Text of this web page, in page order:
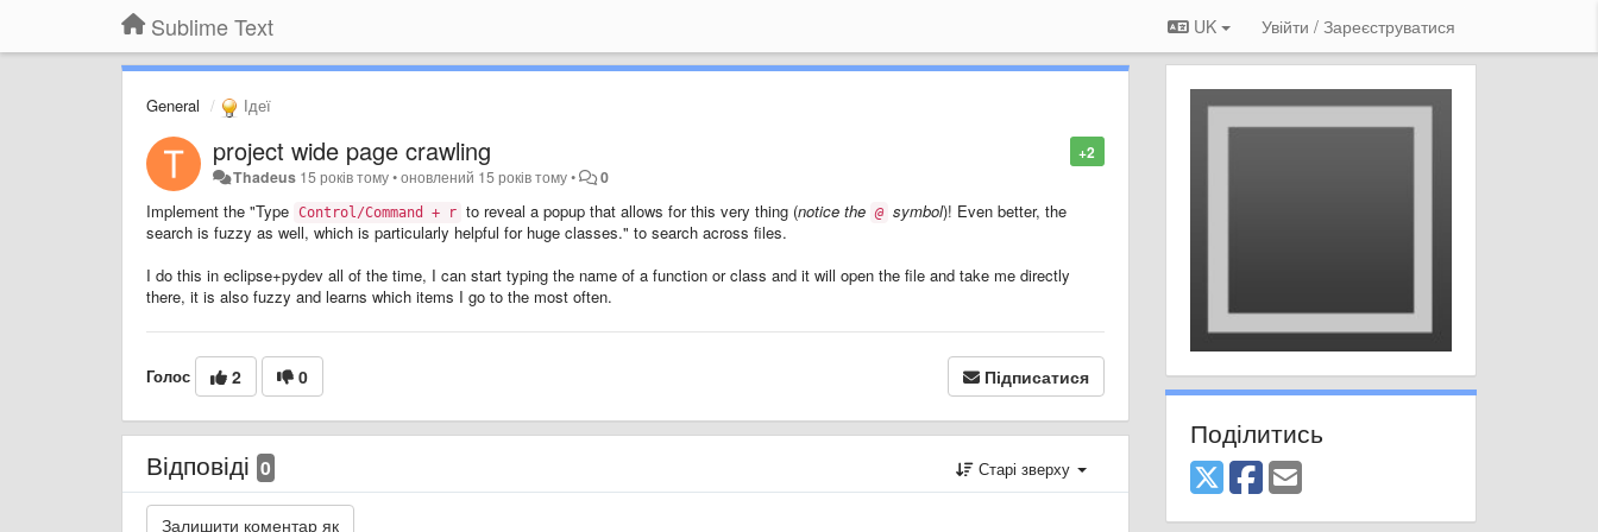
Sublime Text UK Увійти / Зареєструватися
General Ідеї
+2
project wide page crawling
Thadeus 15 років тому•оновлений 15 років тому• 0
Implement the "Type Control/Command + r to reveal a popup that allows for this very thing (notice the @ symbol)! Even better, the
search is fuzzy as well, which is particularly helpful for huge classes." to search across files.
I do this in eclipse+pydev all of the time, I can start typing the name of a function or class and it will open the file and take me directly
there, it is also fuzzy and learns which items I go to the most often.
Голос 2 0 Підписатися
Відповіді 0 Старі зверху
Поділитись